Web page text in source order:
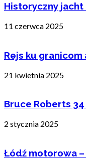
Historyczny jacht
11 czerwca 2025
Rejs ku
21 kwietnia 2025
Bruce Roberts
2 stycznia 2025
Łódź motorowa